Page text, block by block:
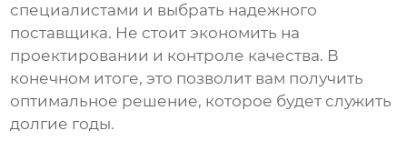
специалистами и выбрать надежного
поставщика. Не стоит экономить на
проектировании и контроле качества. В
конечном итоге, это позволит вам получить
оптимальное решение, которое будет служить
долгие годы.